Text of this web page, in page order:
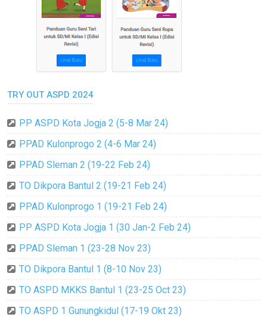
TRY OUT ASPD 2024
PP ASPD Kota Jogja 2 (5-8 Mar 24)
PPAD Kulonprogo 2 (4-6 Mar 24)
PPAD Sleman 2 (19-22 Feb 24)
TO Dikpora Bantul 2 (19-21 Feb 24)
PPAD Kulonprogo 1 (19-21 Feb 24)
PP ASPD Kota Jogja 1 (30 Jan-2 Feb 24)
PPAD Sleman 1 (23-28 Nov 23)
TO Dikpora Bantul 1 (8-10 Nov 23)
TO ASPD MKKS Bantul 1 (23-25 Oct 23)
TO ASPD 1 Gunungkidul (17-19 Okt 23)